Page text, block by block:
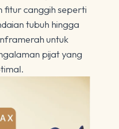
fitur canggih seperti
tubuh hingga
untuk
pijat yang